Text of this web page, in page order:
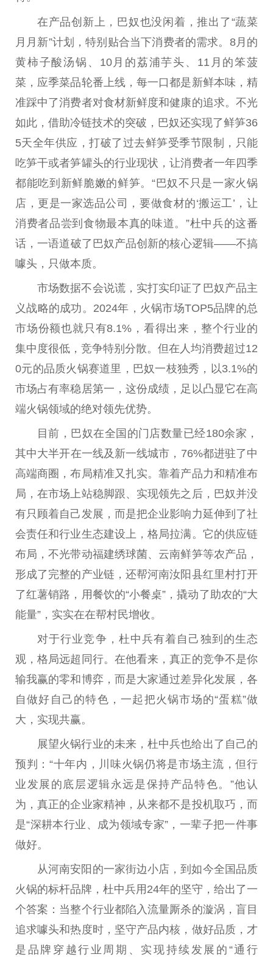
在产品创新上，巴奴也没闲着，推出了“蔬菜
月月新”计划，特别贴合当下消费者的需求。8月的
黄柿子酸汤锅、10月的荔浦芋头、11月的笨菠
菜，应季菜品轮番上线，每一口都是新鲜本味，精
准踩中了消费者对食材新鲜度和健康的追求。不光
如此，借助冷链技术的突破，巴奴还实现了鲜笋36
5天全年供应，打破了过去鲜笋受季节限制，只能
吃笋干或者笋罐头的行业现状，让消费者一年四季
都能吃到新鲜脆嫩的鲜笋。“巴奴不只是一家火锅
店，更是一家选品公司，要做食材的‘搬运工’，让
消费者品尝到食物最本真的味道。”杜中兵的这番
话，一语道破了巴奴产品创新的核心逻辑——不搞
噱头，只做本质。
市场数据不会说谎，实打实印证了巴奴产品主
义战略的成功。2024年，火锅市场TOP5品牌的总
市场份额也就只有8.1%，看得出来，整个行业的
集中度很低，竞争特别分散。但在人均消费超过12
0元的品质火锅赛道里，巴奴一枝独秀，以3.1%的
市场占有率稳居第一，这份成绩，足以凸显它在高
端火锅领域的绝对领先优势。
目前，巴奴在全国的门店数量已经180余家，
其中大半开在一线及新一线城市，76%都进驻了中
高端商圈，布局精准又扎实。靠着产品力和精准布
局，在市场上站稳脚跟、实现领先之后，巴奴并没
有只顾着自己发展，而是把企业影响力延伸到了社
会责任和行业生态建设上，格局拉满。它的供应链
布局，不光带动福建绣球菌、云南鲜笋等农产品，
形成了完整的产业链，还帮河南汝阳县红里村打开
了红薯销路，用餐饮的“小餐桌”，撬动了助农的“大
能量”，实实在在帮村民增收。
对于行业竞争，杜中兵有着自己独到的生态
观，格局远超同行。在他看来，真正的竞争不是你
输我赢的零和博弈，而是大家通过差异化发展，各
自做好自己的特色，一起把火锅市场的“蛋糕”做
大，实现共赢。
展望火锅行业的未来，杜中兵也给出了自己的
预判：“十年内，川味火锅仍将是市场主流，但行
业发展的底层逻辑永远是保持产品特色。”他认
为，真正的企业家精神 ，从来都不是投机取巧，而
是“深耕本行业、成为领域专家”，一辈子把一件事
做好。
从河南安阳的一家街边小店，到如今全国品质
火锅的标杆品牌，杜中兵用24年的坚守，给出了一
个答案：当整个行业都陷入流量厮杀的漩涡，盲目
追求噱头和热度时，坚守产品内核，做好品质，才
是品牌穿越行业周期、实现持续发展的“通行